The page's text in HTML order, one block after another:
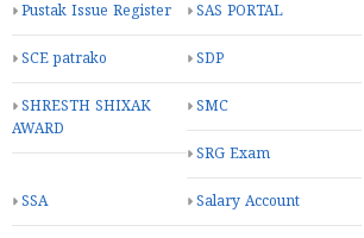
Pustak Issue Register SAS PORTAL
SCE patrako SDP
SHRESTH SHIXAK
AWARD
SMC
SRG Exam
SSA Salary Account